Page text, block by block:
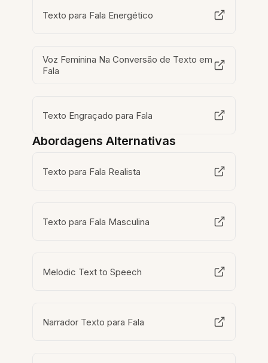
Texto para Fala Energético
Voz Feminina Na Conversão de Texto em
Fala
Texto Engraçado para Fala
Abordagens Alternativas
Texto para Fala Realista
Texto para Fala Masculina
Melodic Text to Speech
Narrador Texto para Fala